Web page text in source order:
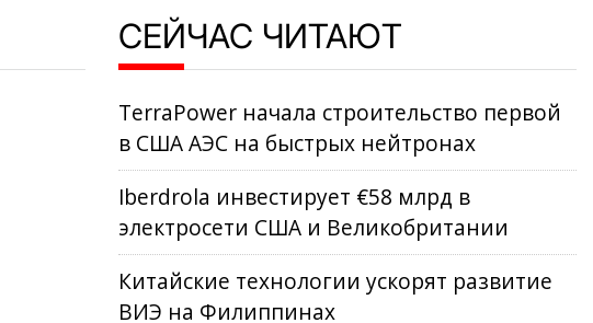
СЕЙЧАС ЧИТАЮТ
TerraPower начала строительство первой
в США АЭС на быстрых нейтронах
Iberdrola инвестирует €58 млрд в
электросети США и Великобритании
Китайские технологии ускорят развитие
ВИЭ на Филиппинах